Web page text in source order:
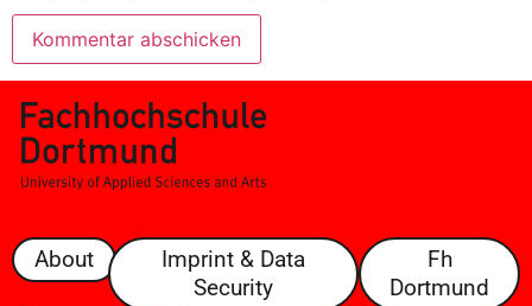
About
Imprint & Data
Security
Fh
Dortmund